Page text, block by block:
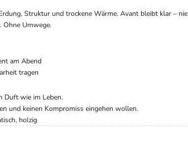
Struktur und trockene Wärme. Avant bleibt klar – nie
Ohne Umwege.
am Abend
tragen
Duft wie im Leben.
und keinen Kompromiss eingehen wollen.
holzig